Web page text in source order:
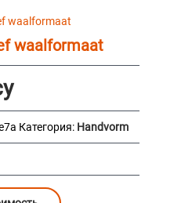
waalformaat
waalformaat
Категория: Handvorm